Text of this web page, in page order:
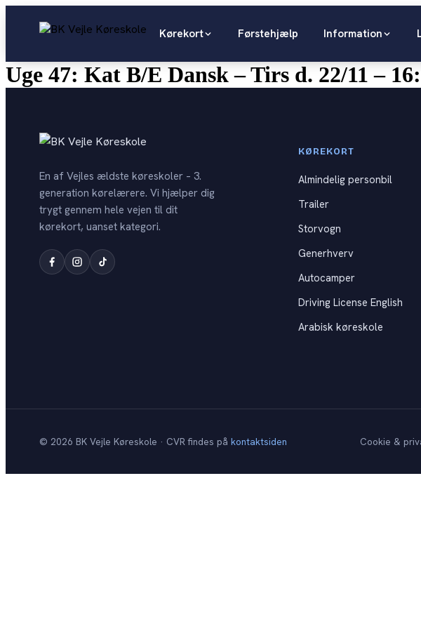
Kørekort Førstehjælp Information
Uge 47: Kat B/E Dansk – Tirs d. 22/11 –
En af Vejles ældste køreskoler – 3.
generation kørelærere. Vi hjælper dig
trygt gennem hele vejen til dit
kørekort, uanset kategori.
KØREKORT
Almindelig personbil
Trailer
Storvogn
Generhverv
Autocamper
Driving License English
Arabisk køreskole
© 2026 BK Vejle Køreskole · CVR findes på kontaktsiden Cookie &